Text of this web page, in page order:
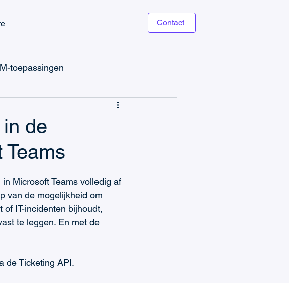
Contact
toepassingen
Platform
Taakbeheer
de
Microsoft Teams volledig af
van de mogelijkheid om
IT-incidenten bijhoudt,
te leggen. En met de
de Ticketing API.